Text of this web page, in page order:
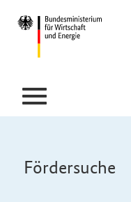
Fördersuche